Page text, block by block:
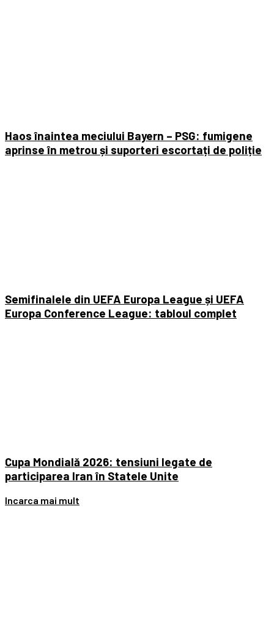
Haos înaintea meciului Bayern – PSG: fumigene
aprinse în metrou și suporteri escortați de poliție
Semifinalele din UEFA Europa League și UEFA
Europa Conference League: tabloul complet
Cupa Mondială 2026: tensiuni legate de
participarea Iran în Statele Unite
Incarca mai mult